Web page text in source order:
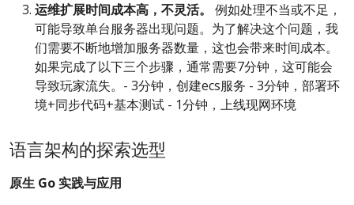
运维扩展时间成本高，不灵活。
例如处理不当或不足，
可能导致单台服务器出现问题。为了解决这个问题，我
们需要不断地增加服务器数量，这也会带来时间成本。
如果完成了以下三个步骤，通常需要7分钟，这可能会
导致玩家流失。- 3分钟，创建ecs服务 - 3分钟，部署环
境+同步代码+基本测试 - 1分钟，上线现网环境
语言架构的探索选型
原生 Go 实践与应用